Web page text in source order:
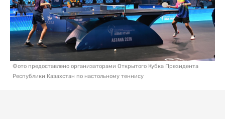
Фото предоставлено организаторами Открытого Кубка Президента
Республики Казахстан по настольному теннису